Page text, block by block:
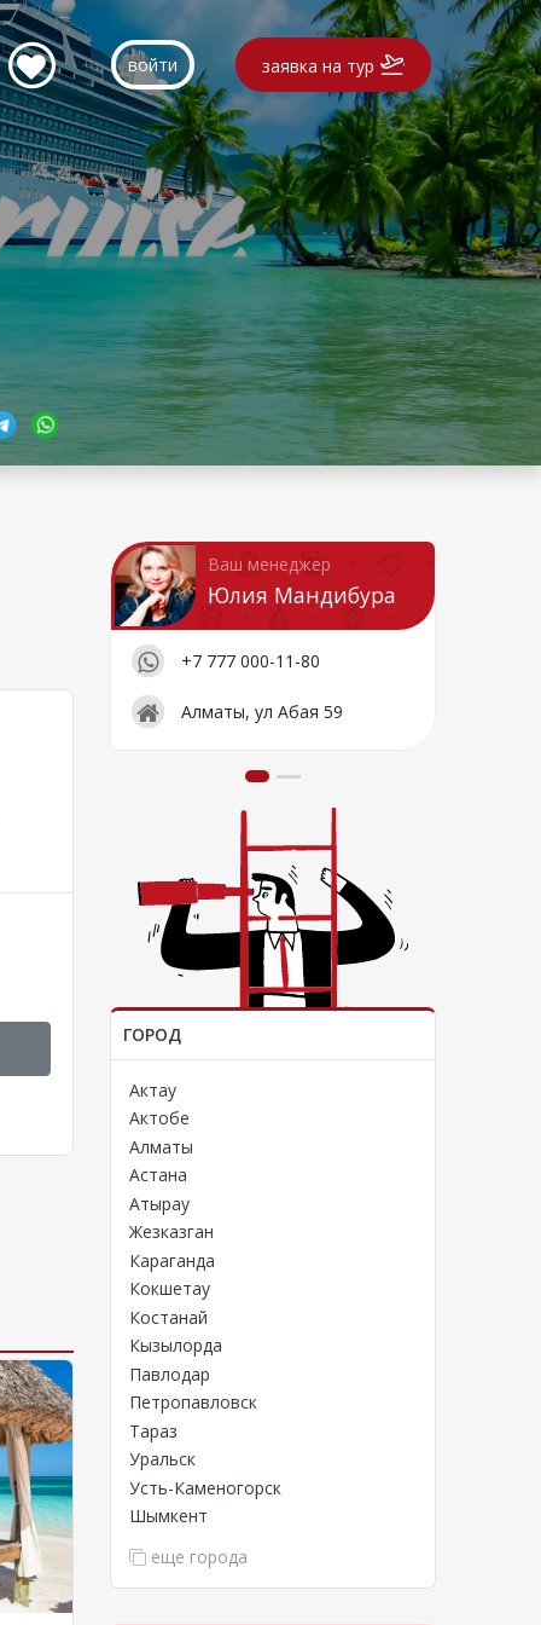
войти заявка на тур
Ваш менеджер
Юлия Мандибура
+7 777 000-11-80
Алматы, ул Абая 59
ГОРОД
Актау
Актобе
Алматы
Астана
Атырау
Жезказган
Караганда
Кокшетау
Костанай
Кызылорда
Павлодар
Петропавловск
Тараз
Уральск
Усть-Каменогорск
Шымкент
еще города